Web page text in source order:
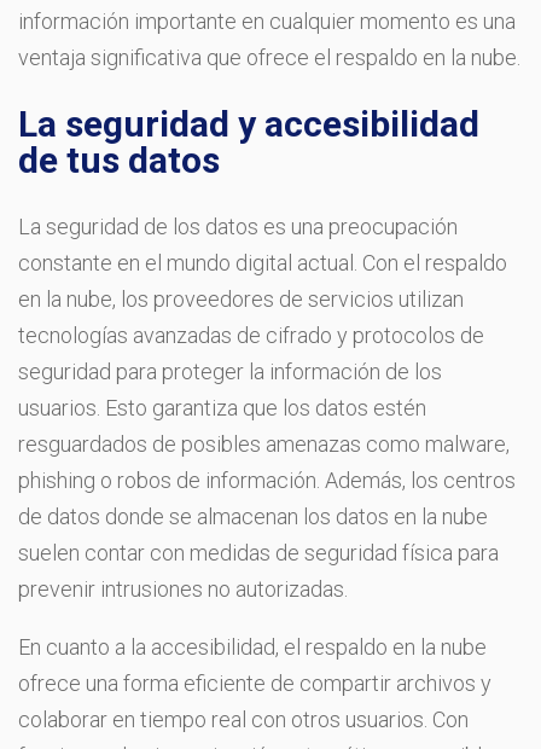
información importante en cualquier momento es una
ventaja significativa que ofrece el respaldo en la nube.
La seguridad y accesibilidad
de tus datos
La seguridad de los datos es una preocupación
constante en el mundo digital actual. Con el respaldo
en la nube, los proveedores de servicios utilizan
tecnologías avanzadas de cifrado y protocolos de
seguridad para proteger la información de los
usuarios. Esto garantiza que los datos estén
resguardados de posibles amenazas como malware,
phishing o robos de información. Además, los centros
de datos donde se almacenan los datos en la nube
suelen contar con medidas de seguridad física para
prevenir intrusiones no autorizadas.
En cuanto a la accesibilidad, el respaldo en la nube
ofrece una forma eficiente de compartir archivos y
colaborar en tiempo real con otros usuarios. Con